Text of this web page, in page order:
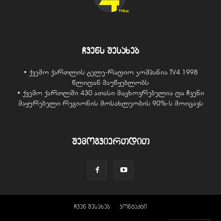
ჩვენს შესახებ
• ქვემო ქართლის ტელე-რადიო კომპანია TV4 1998
წლიდან მაუწყებლობს
• ქვემო ქართლში 430 ათასი მაცხოვრებელია და ჩვენი
მაყურებელი რეგიონის მოსახლეობის 90%-ს მოიცავს
შემოგვიერთდით
ჩვენ შესახებ კონტაქტი